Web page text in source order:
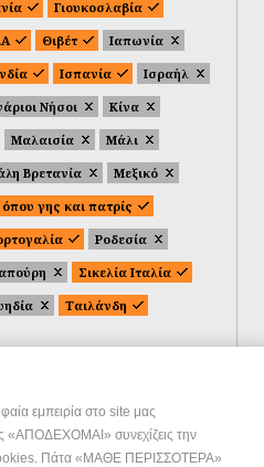
εμπειρία στο site μας
«ΑΠΟΔΕΧΟΜΑΙ» συνεχίζεις την
Πάτα «ΜΑΘΕ ΠΕΡΙΣΣΟΤΕΡΑ»
Γιουκοσλαβία
Θιβέτ
Ιαπωνία
Ισπανία
Ισραήλ
Νήσοι
Κίνα
Μαλαισία
Μάλι
Βρετανία
Μεξικό
όπου γης και πατρίς
Ροδεσία
Σικελία Ιταλία
Ταιλάνδη